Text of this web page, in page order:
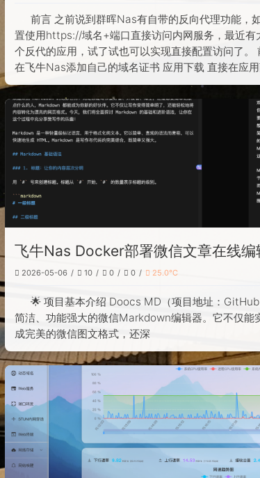
前言 之前说到群晖Nas有自带的反向代理功能，
置使用https://域名+端口直接访问内网服务，最近有
个反代的应用，试了试也可以实现直接配置访问了。
在飞牛Nas添加自己的域名证书 应用下载 直接在应
飞牛Nas Docker部署微信文章在线
2026-05-06 10 0 0 25.0℃
🌟 项目基本介绍 Doocs MD（项目地址：
简洁、功能强大的微信Markdown编辑器。它不仅
成完美的微信图文格式，还深